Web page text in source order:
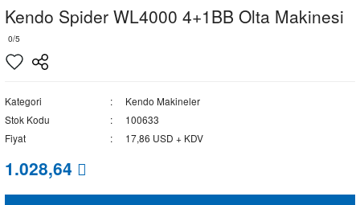
Kendo Spider WL4000 4+1BB Olta Makinesi
0/5
Kategori
Kendo Makineler
Stok Kodu
100633
Fiyat
17,86 USD + KDV
1.028,64